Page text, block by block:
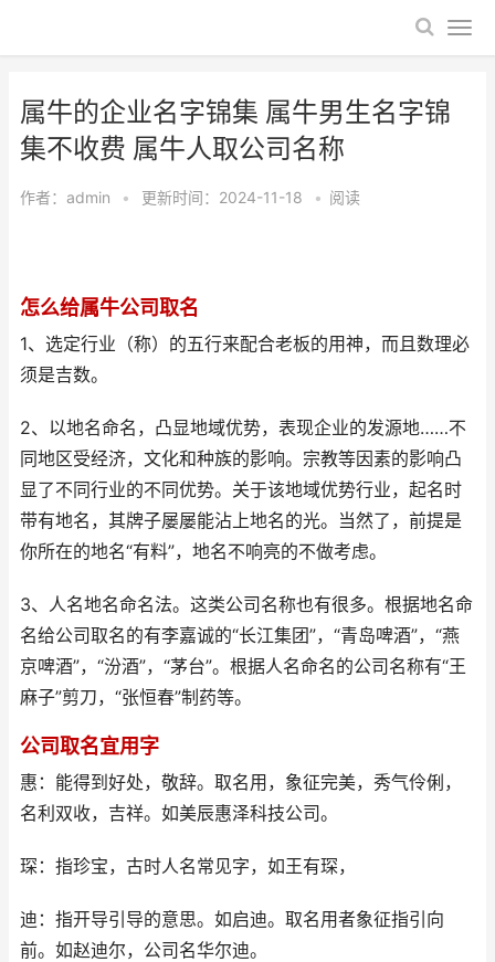
属牛的企业名字锦集 属牛男生名字锦
集不收费 属牛人取公司名称
作者： admin • 更新时间：2024-11-18 • 阅读
怎么给属牛公司取名
1、选定行业（称）的五行来配合老板的用神，而且数理必
须是吉数。
2、以地名命名，凸显地域优势，表现企业的发源地……不
同地区受经济，文化和种族的影响。宗教等因素的影响凸
显了不同行业的不同优势。关于该地域优势行业，起名时
带有地名，其牌子屡屡能沾上地名的光。当然了，前提是
你所在的地名“有料”，地名不响亮的不做考虑。
3、人名地名命名法。这类公司名称也有很多。根据地名命
名给公司取名的有李嘉诚的“长江集团”，“青岛啤酒”，“燕
京啤酒”，“汾酒”，“茅台”。根据人名命名的公司名称有“王
麻子”剪刀，“张恒春”制药等。
公司取名宜用字
惠：能得到好处，敬辞。取名用，象征完美，秀气伶俐，
名利双收，吉祥。如美辰惠泽科技公司。
琛：指珍宝，古时人名常见字，如王有琛，
迪：指开导引导的意思。如启迪。取名用者象征指引向
前。如赵迪尔，公司名华尔迪。